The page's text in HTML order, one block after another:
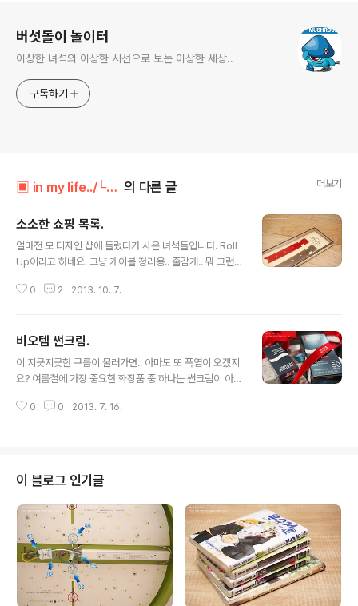
버섯돌이 놀이터
이상한 녀석의 이상한 시선으로 보는 이상한 세상..
구독하기
▣ in my life../└ 만물지름상 의 다른 글 더보기
소소한 쇼핑 목록.
얼마전 모 디자인 샵에 들렀다가 사온 녀석들입니다. Roll
Up이라고 하네요. 그냥 케이블 정리용.. 줄감개.. 뭐 그런
던데.. 강렬한 레드로. ㅋ 요렇게 씁니다. 요즘 사용하고 있
단선의 길이에요. 폐업정리 세일 하길래.. 모자도 저렴한 가
격에 두개 샀습니다. 저거 두개 합쳐도 2만원이 않돼요. ㅎ
ㅎ 요건 선물용 키체인. ^^
0 2 2013. 10. 7.
비오템 썬크림.
이 지긋지긋한 구름이 물러가면.. 아마도 또 폭염이 오겠지
요? 여름철에 가장 중요한 화장품 중 하나는 썬크림이 아닐
네요. ^^ 발림성, 매끄러움, 성능.. 가장 밸런스가 좋은 녀석
0 0 2013. 7. 16.
이 블로그 인기글